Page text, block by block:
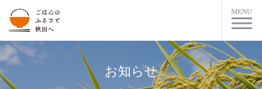
お知らせ